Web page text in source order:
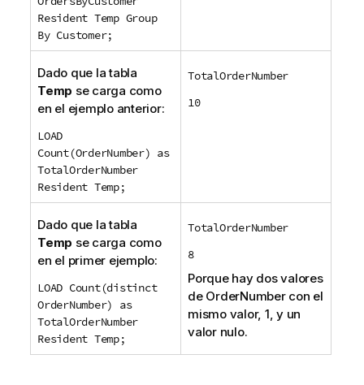
Resident Temp Group
By Customer;
Dado que la tabla
Temp se carga como
en el ejemplo anterior:
LOAD
Count(OrderNumber) as
TotalOrderNumber
Resident Temp;
TotalOrderNumber
10
Dado que la tabla
Temp se carga como
en el primer ejemplo:
LOAD Count(distinct
OrderNumber) as
TotalOrderNumber
Resident Temp;
TotalOrderNumber
8
Porque hay dos valores
de OrderNumbercon el
mismo valor, 1, y un
valor nulo.